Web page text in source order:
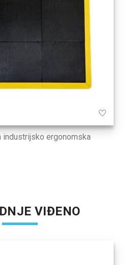
industrijsko ergonomska
VIĐENO